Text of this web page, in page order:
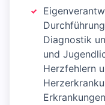
Diagnostik
und
Herzfehlern